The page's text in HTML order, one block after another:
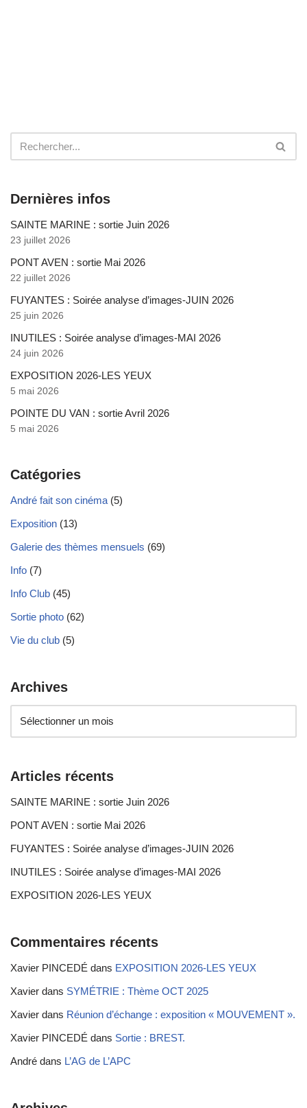
Dernières infos
SAINTE MARINE : sortie Juin 2026
23 juillet 2026
PONT AVEN : sortie Mai 2026
22 juillet 2026
FUYANTES : Soirée analyse d’images-JUIN 2026
25 juin 2026
INUTILES : Soirée analyse d’images-MAI 2026
24 juin 2026
EXPOSITION 2026-LES YEUX
5 mai 2026
POINTE DU VAN : sortie Avril 2026
5 mai 2026
Catégories
André fait son cinéma (5)
Exposition (13)
Galerie des thèmes mensuels (69)
Info (7)
Info Club (45)
Sortie photo (62)
Vie du club (5)
Archives
Articles récents
SAINTE MARINE : sortie Juin 2026
PONT AVEN : sortie Mai 2026
FUYANTES : Soirée analyse d’images-JUIN 2026
INUTILES : Soirée analyse d’images-MAI 2026
EXPOSITION 2026-LES YEUX
Commentaires récents
Xavier PINCEDÉ dans EXPOSITION 2026-LES YEUX
Xavier dans SYMÉTRIE : Thème OCT 2025
Xavier dans Réunion d’échange : exposition « MOUVEMENT ».
Xavier PINCEDÉ dans Sortie : BREST.
André dans L’AG de L’APC